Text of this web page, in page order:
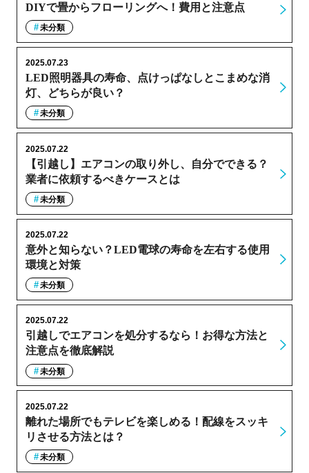
DIYで畳からフローリングへ！費用と注意点
未分類
LED照明器具の寿命、点けっぱなしとこまめな消
灯、どちらが良い？
2025.07.23
未分類
【引越し】エアコンの取り外し、自分でできる？
業者に依頼するべきケースとは
2025.07.22
未分類
意外と知らない？LED電球の寿命を左右する使用
環境と対策
2025.07.22
未分類
引越しでエアコンを処分するなら！お得な方法と
注意点を徹底解説
2025.07.22
未分類
離れた場所でもテレビを楽しめる！配線をスッキ
リさせる方法とは？
2025.07.22
未分類